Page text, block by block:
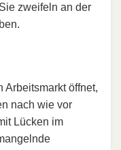
zweifeln an der
Arbeitsmarkt öffnet,
nach wie vor
Lücken im